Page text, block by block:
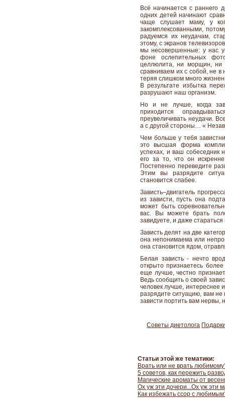
Всё начинается с раннего
одних детей начинают
чаще слушает маму, у
закомплексованными,
радуемся их неудачам,
этому, с экранов
мы несовершенные: у нас
фоне ослепительных
целлюлита, ни морщин, ни
сравниваем их с собой, не
теряя слишком много
В результате избытка
разрушают наш организм.
Но и не лучше, когда
приходится
преувеличивать неудачи.
а с другой стороны… «
Чем больше у тебя
это высшая форма
успехах, и ваш собеседник
его за то, что он
Постепенно переведите
Этим вы разрядите
становится слабее.
Зависть–двигатель
из зависти, пусть она
может быть
вас. Вы можете брать
завидуете, и даже стараться
Зависть делят на две
она непонимаема или
она становится ядом,
Белая зависть - нечто
открыто признаетесь
еще лучше, честно
Ведь сообщить о своей
человек лучше, интереснее
разрядите ситуацию, вам не
зависти портить вам
Советы диетолога
Статьи этой же тематики:
Врать или не врать
5 советов, как пережить
Магические ароматы от
Ох уж эти дочери...Ох уж эти
Как избежать ссор с